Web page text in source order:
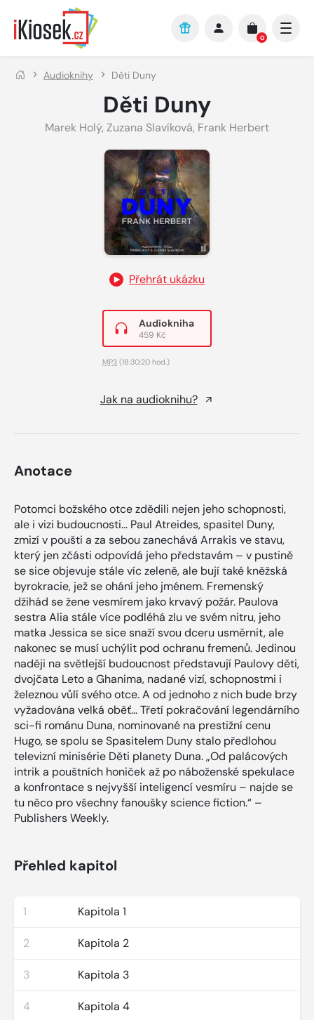
Přejít na hlavní obsah
0
Audioknihy Děti Duny
Děti Duny
Marek Holý, Zuzana Slavíková, Frank Herbert
Přehrát ukázku
Audiokniha
459 Kč
MP3 (18:30:20 hod.)
Jak na audioknihu?
Anotace
Potomci božského otce zdědili nejen jeho schopnosti,
ale i vizi budoucnosti... Paul Atreides, spasitel Duny,
zmizí v poušti a za sebou zanechává Arrakis ve stavu,
který jen zčásti odpovídá jeho představám – v pustině
se sice objevuje stále víc zeleně, ale bují také kněžská
byrokracie, jež se ohání jeho jménem. Fremenský
džihád se žene vesmírem jako krvavý požár. Paulova
sestra Alia stále více podléhá zlu ve svém nitru, jeho
matka Jessica se sice snaží svou dceru usměrnit, ale
nakonec se musí uchýlit pod ochranu fremenů. Jedinou
naději na světlejší budoucnost představují Paulovy děti,
dvojčata Leto a Ghanima, nadané vizí, schopnostmi i
železnou vůlí svého otce. A od jednoho z nich bude brzy
vyžadována velká oběť... Třetí pokračování legendárního
sci-fi románu Duna, nominované na prestižní cenu
Hugo, se spolu se Spasitelem Duny stalo předlohou
televizní minisérie Děti planety Duna. „Od palácových
intrik a pouštních honiček až po náboženské spekulace
a konfrontace s nejvyšší inteligencí vesmíru – najde se
tu něco pro všechny fanoušky science fiction.“ –
Publishers Weekly.
Přehled kapitol
1 Kapitola 1
2 Kapitola 2
3 Kapitola 3
4 Kapitola 4